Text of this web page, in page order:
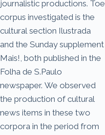
journalistic productions. Toe
corpus investigated is the
cultural section Ilustrada
and the Sunday supplement
Mais!, both published in the
Folha de S.Paulo
newspaper. We observed
the production of cultural
news items in these two
corpora in the period from